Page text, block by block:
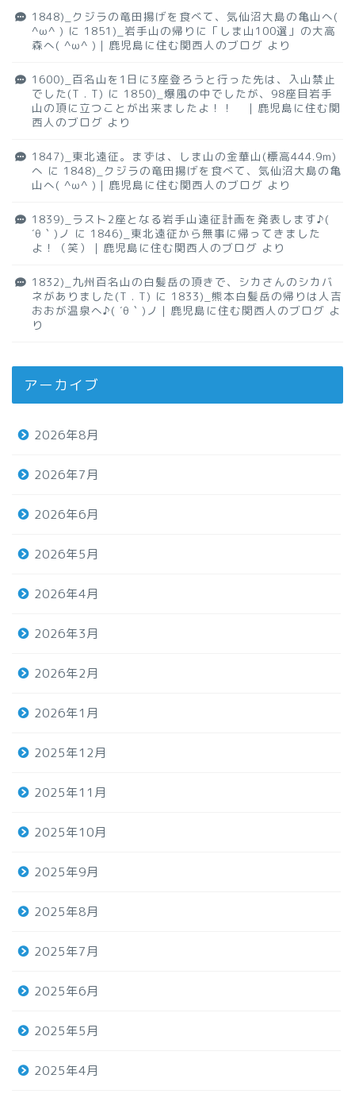
1848)_クジラの竜田揚げを食べて、気仙沼大島の亀山へ(
^ω^ ) に 1851)_岩手山の帰りに「しま山100選」の大高
森へ( ^ω^ )｜鹿児島に住む関西人のブログ より
1600)_百名山を1日に3座登ろうと行った先は、入山禁止
でした(T . T) に 1850)_爆風の中でしたが、98座目岩手
山の頂に立つことが出来ましたよ！！ ｜鹿児島に住む関
西人のブログ より
1847)_東北遠征。まずは、しま山の金華山(標高444.9m)
へ に 1848)_クジラの竜田揚げを食べて、気仙沼大島の亀
山へ( ^ω^ )｜鹿児島に住む関西人のブログ より
1839)_ラスト2座となる岩手山遠征計画を発表します♪(
´θ｀)ノ に 1846)_東北遠征から無事に帰ってきました
よ！（笑）｜鹿児島に住む関西人のブログ より
1832)_九州百名山の白髪岳の頂きで、シカさんのシカバ
ネがありました(T . T) に 1833)_熊本白髪岳の帰りは人吉
おおが温泉へ♪( ´θ｀)ノ｜鹿児島に住む関西人のブログ よ
り
アーカイブ
2026年8月
2026年7月
2026年6月
2026年5月
2026年4月
2026年3月
2026年2月
2026年1月
2025年12月
2025年11月
2025年10月
2025年9月
2025年8月
2025年7月
2025年6月
2025年5月
2025年4月